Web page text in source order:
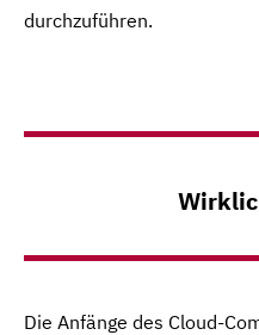
durchzuführen.
Die Anfänge des Cloud-